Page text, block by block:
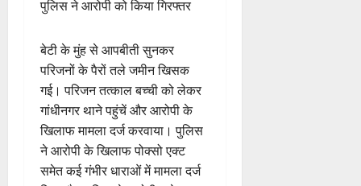
पुलिस ने आरोपी को किया गिरफ्तर
बेटी के मुंह से आपबीती सुनकर
परिजनों के पैरों तले जमीन खिसक
गई। परिजन तत्काल बच्ची को लेकर
गांधीनगर थाने पहुंचें और आरोपी के
खिलाफ मामला दर्ज करवाया। पुलिस
ने आरोपी के खिलाफ पोक्सो एक्ट
समेत कई गंभीर धाराओं में मामला दर्ज